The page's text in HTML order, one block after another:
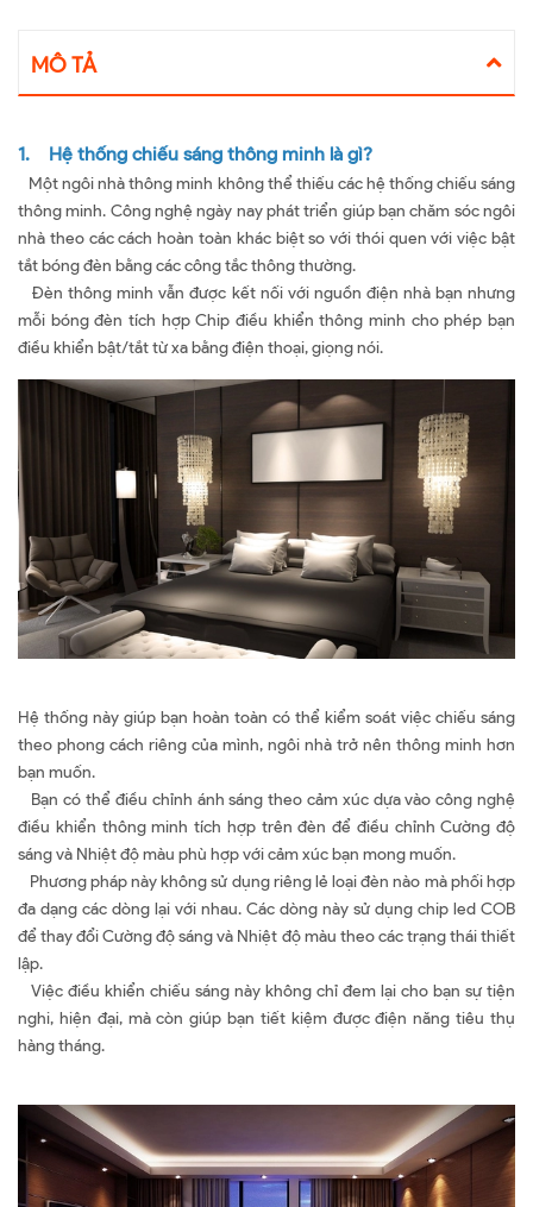
MÔ TẢ
1. Hệ thống chiếu sáng thông minh là gì?
Một ngôi nhà thông minh không thể thiếu các hệ thống chiếu sáng
thông minh. Công nghệ ngày nay phát triển giúp bạn chăm sóc ngôi
nhà theo các cách hoàn toàn khác biệt so với thói quen với việc bật
tắt bóng đèn bằng các công tắc thông thường.
Đèn thông minh vẫn được kết nối với nguồn điện nhà bạn nhưng
mỗi bóng đèn tích hợp Chip điều khiển thông minh cho phép bạn
điều khiển bật/tắt từ xa bằng điện thoại, giọng nói.
Hệ thống này giúp bạn hoàn toàn có thể kiểm soát việc chiếu sáng
theo phong cách riêng của mình, ngôi nhà trở nên thông minh hơn
bạn muốn.
Bạn có thể điều chỉnh ánh sáng theo cảm xúc dựa vào công nghệ
điều khiển thông minh tích hợp trên đèn để điều chỉnh Cường độ
sáng và Nhiệt độ màu phù hợp với cảm xúc bạn mong muốn.
Phương pháp này không sử dụng riêng lẻ loại đèn nào mà phối hợp
đa dạng các dòng lại với nhau. Các dòng này sử dụng chip led COB
để thay đổi Cường độ sáng và Nhiệt độ màu theo các trạng thái thiết
lập.
Việc điều khiển chiếu sáng này không chỉ đem lại cho bạn sự tiện
nghi, hiện đại, mà còn giúp bạn tiết kiệm được điện năng tiêu thụ
hàng tháng.